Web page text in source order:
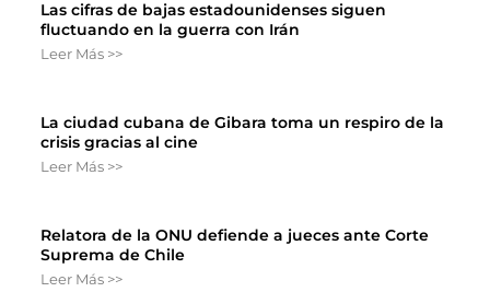
Las cifras de bajas estadounidenses siguen
fluctuando en la guerra con Irán
Leer Más >>
La ciudad cubana de Gibara toma un respiro de la
crisis gracias al cine
Leer Más >>
Relatora de la ONU defiende a jueces ante Corte
Suprema de Chile
Leer Más >>